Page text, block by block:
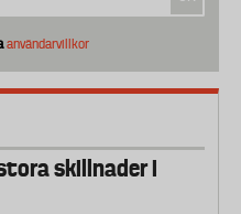
användarvillkor
skillnader i